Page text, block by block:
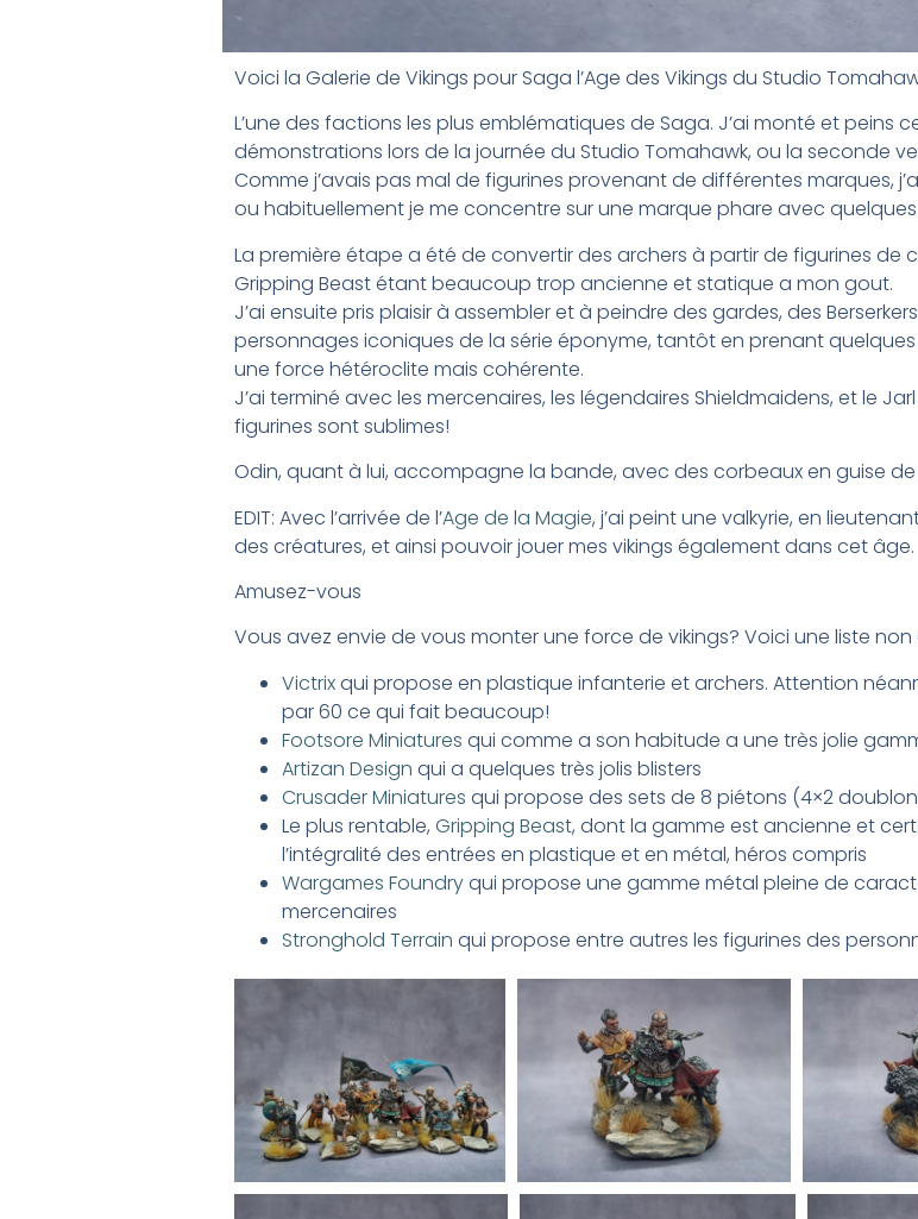
Voici la Galerie de Vikings pour Saga l’Age des Vikings du Studio
L’une des factions les plus emblématiques de Saga. J’ai monté et peins
démonstrations lors de la journée du Studio Tomahawk, ou la seconde
Comme j’avais pas mal de figurines provenant de différentes marques,
ou habituellement je me concentre sur une marque phare avec
La première étape a été de convertir des archers à partir de figurines de
Gripping Beast étant beaucoup trop ancienne et statique a mon gout.
J’ai ensuite pris plaisir à assembler et à peindre des gardes, des
personnages iconiques de la série éponyme, tantôt en prenant quelques
une force hétéroclite mais cohérente.
J’ai terminé avec les mercenaires, les légendaires Shieldmaidens, et le
figurines sont sublimes!
Odin, quant à lui, accompagne la bande, avec des corbeaux en guise
EDIT: Avec l’arrivée de l’Age de la Magie, j’ai peint une valkyrie, en
des créatures, et ainsi pouvoir jouer mes vikings également dans cet âge.
Amusez-vous
Vous avez envie de vous monter une force de vikings? Voici une liste
Victrixqui propose en plastique infanterie et archers. Attention
par 60 ce qui fait beaucoup!
Footsore Miniatures qui comme a son habitude a une très jolie
Artizan Design qui a quelques très jolis blisters
Crusader Miniatures qui propose des sets de 8 piétons (4×2
Le plus rentable, Gripping Beast, dont la gamme est ancienne et
l’intégralité des entrées en plastique et en métal, héros compris
Wargames Foundryqui propose une gamme métal pleine de
mercenaires
Stronghold Terrain qui propose entre autres les figurines des